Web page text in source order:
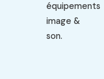
équipements
image &
son.